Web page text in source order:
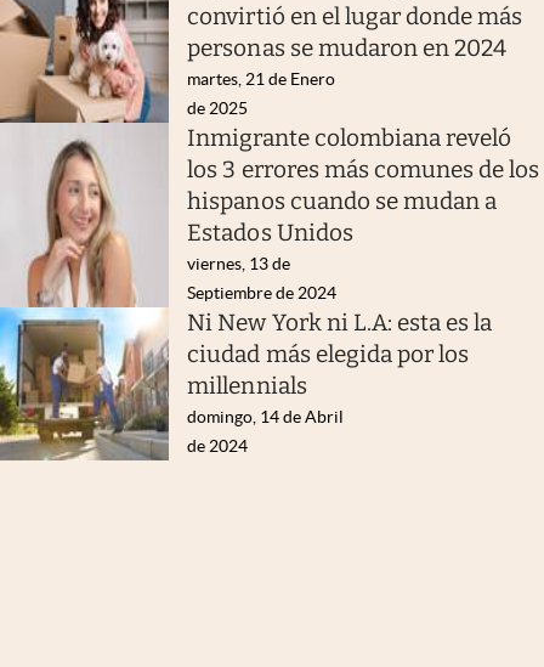
convirtió en el lugar donde más
personas se mudaron en 2024
martes, 21 de Enero
de 2025
Inmigrante colombiana reveló
los 3 errores más comunes de los
hispanos cuando se mudan a
Estados Unidos
viernes, 13 de
Septiembre de 2024
Ni New York ni L.A: esta es la
ciudad más elegida por los
millennials
domingo, 14 de Abril
de 2024